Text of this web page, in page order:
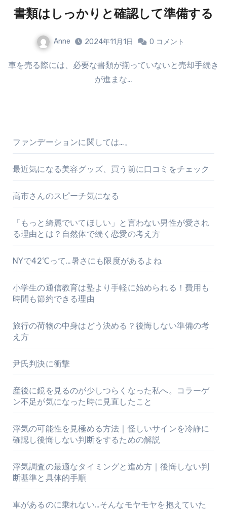
書類はしっかりと確認して準備する
Anne 2024年11月1日 0 コメント
車を売る際には、必要な書類が揃っていないと売却手続き
が進まな…
ファンデーションに関しては…。
最近気になる美容グッズ、買う前に口コミをチェック
高市さんのスピーチ気になる
「もっと綺麗でいてほしい」と言わない男性が愛され
る理由とは？自然体で続く恋愛の考え方
NYで42℃って…暑さにも限度があるよね
小学生の通信教育は塾より手軽に始められる！費用も
時間も節約できる理由
旅行の荷物の中身はどう決める？後悔しない準備の考
え方
尹氏判決に衝撃
産後に鏡を見るのが少しつらくなった私へ。コラーゲ
ン不足が気になった時に見直したこと
浮気の可能性を見極める方法｜怪しいサインを冷静に
確認し後悔しない判断をするための解説
浮気調査の最適なタイミングと進め方｜後悔しない判
断基準と具体的手順
車があるのに乗れない…そんなモヤモヤを抱えていた